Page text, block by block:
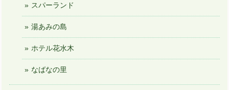
スパーランド
湯あみの島
ホテル花水木
なばなの里